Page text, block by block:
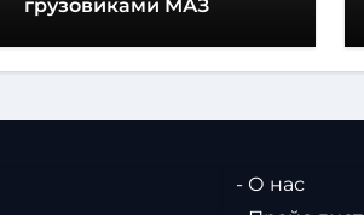
грузовиками МАЗ
- О нас